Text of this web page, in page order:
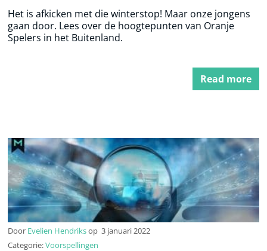
Het is afkicken met die winterstop! Maar onze jongens
gaan door. Lees over de hoogtepunten van Oranje
Spelers in het Buitenland.
Read more
Door Evelien Hendriksop 3 januari 2022
Categorie:Voorspellingen